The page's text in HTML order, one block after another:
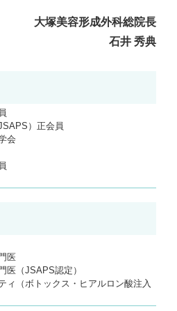
大塚美容形成外科総院長
石井 秀典
）正会員
会
医
医（JSAPS認定）
ィ（ボトックス・ヒアルロン酸注入